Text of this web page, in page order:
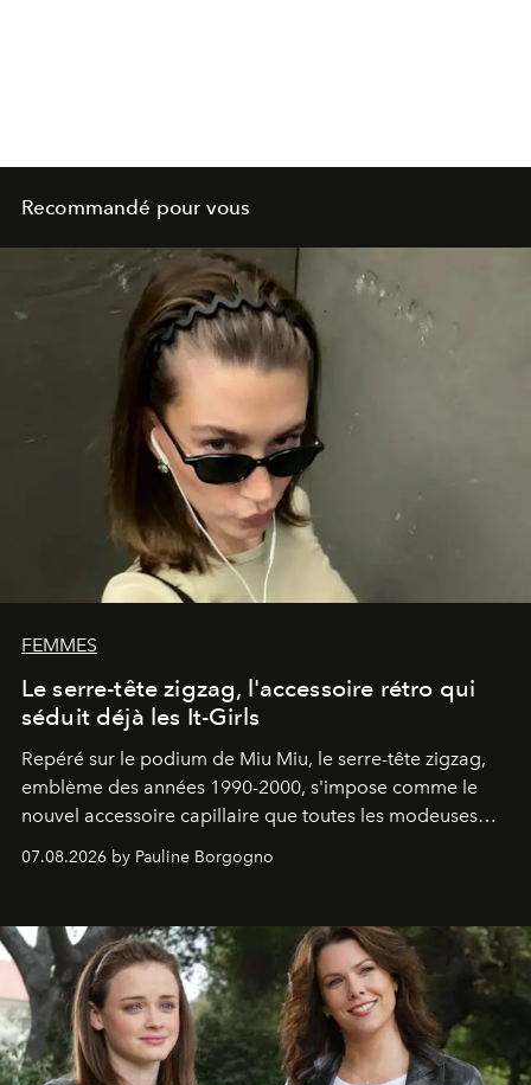
Recommandé pour vous
FEMMES
Le serre-tête zigzag, l'accessoire rétro qui
séduit déjà les It-Girls
Repéré sur le podium de Miu Miu, le serre-tête zigzag,
emblème des années 1990-2000, s'impose comme le
nouvel accessoire capillaire que toutes les modeuses
s'arrachent déjà.
07.08.2026 by Pauline Borgogno